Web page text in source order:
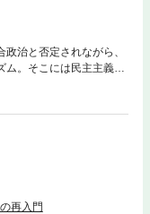
治と否定されながら、
。そこには民主主義の
チャー・中曽根のネ
ジの現代ポピュリズム
社会の停滞を打ち破る政
から見えてくる！
再入門